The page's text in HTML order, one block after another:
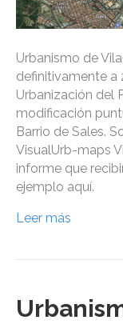
Urbanismo de
definitivamente a
Urbanización del
modificación
Barrio de Sales.
VisualUrb-maps
informe que
ejemplo aquí.
Leer más